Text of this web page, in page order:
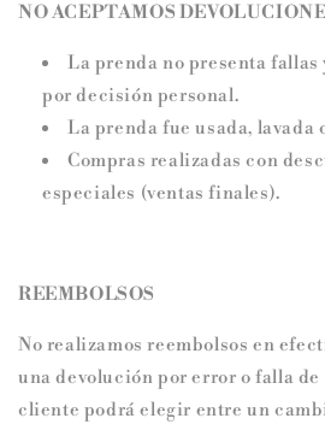
NO ACEPTAMOS
La prenda no presenta fallas
por decisión personal.
La prenda fue usada, lavada
Compras realizadas con
especiales (ventas finales).
REEMBOLSOS
No realizamos reembolsos en
una devolución por error o falla
cliente podrá elegir entre un